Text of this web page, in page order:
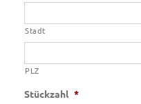
Stadt
PLZ
Stückzahl *